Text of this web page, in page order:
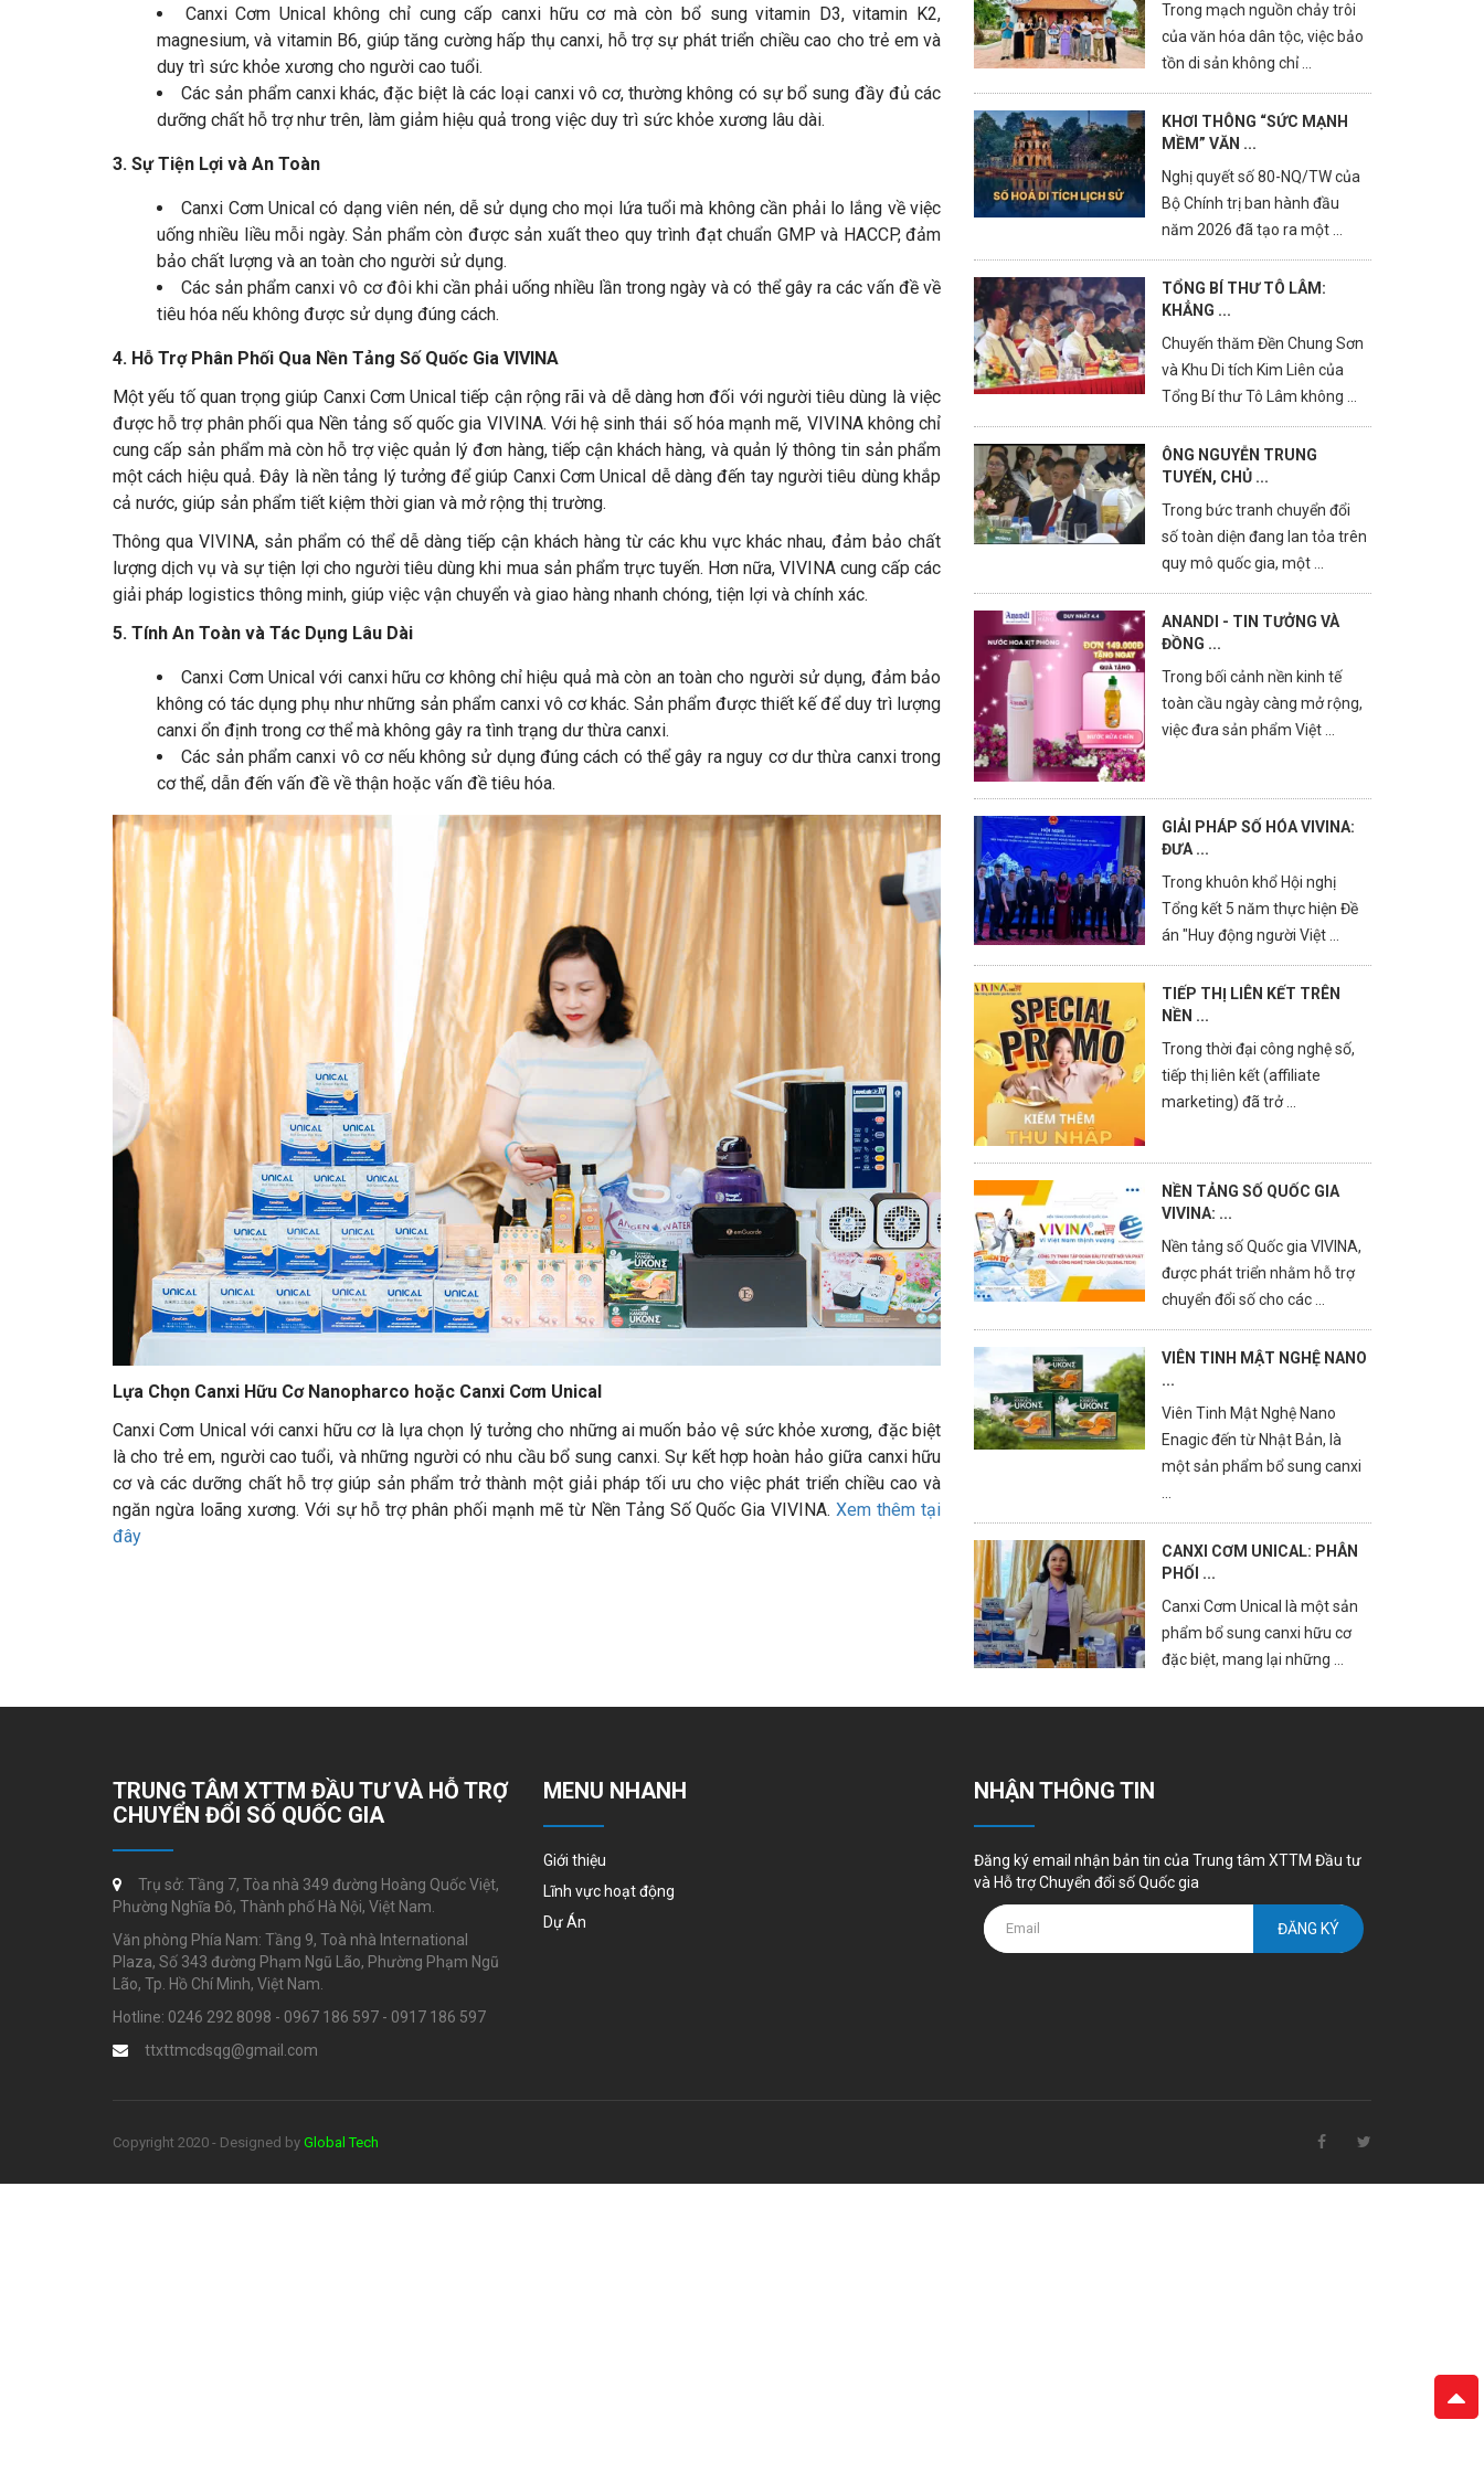
Canxi Cơm Unical không chỉ cung cấp canxi hữu cơ mà còn bổ sung vitamin D3, vitamin K2,
magnesium, và vitamin B6, giúp tăng cường hấp thụ canxi, hỗ trợ sự phát triển chiều cao cho trẻ em và
duy trì sức khỏe xương cho người cao tuổi.
Các sản phẩm canxi khác, đặc biệt là các loại canxi vô cơ, thường không có sự bổ sung đầy đủ các
dưỡng chất hỗ trợ như trên, làm giảm hiệu quả trong việc duy trì sức khỏe xương lâu dài.
3. Sự Tiện Lợi và An Toàn
Canxi Cơm Unical có dạng viên nén, dễ sử dụng cho mọi lứa tuổi mà không cần phải lo lắng về việc
uống nhiều liều mỗi ngày. Sản phẩm còn được sản xuất theo quy trình đạt chuẩn GMP và HACCP, đảm
bảo chất lượng và an toàn cho người sử dụng.
Các sản phẩm canxi vô cơ đôi khi cần phải uống nhiều lần trong ngày và có thể gây ra các vấn đề về
tiêu hóa nếu không được sử dụng đúng cách.
4. Hỗ Trợ Phân Phối Qua Nền Tảng Số Quốc Gia VIVINA
Một yếu tố quan trọng giúp Canxi Cơm Unical tiếp cận rộng rãi và dễ dàng hơn đối với người tiêu dùng là việc
được hỗ trợ phân phối qua Nền tảng số quốc gia VIVINA. Với hệ sinh thái số hóa mạnh mẽ, VIVINA không chỉ
cung cấp sản phẩm mà còn hỗ trợ việc quản lý đơn hàng, tiếp cận khách hàng, và quản lý thông tin sản phẩm
một cách hiệu quả. Đây là nền tảng lý tưởng để giúp Canxi Cơm Unical dễ dàng đến tay người tiêu dùng khắp
cả nước, giúp sản phẩm tiết kiệm thời gian và mở rộng thị trường.
Thông qua VIVINA, sản phẩm có thể dễ dàng tiếp cận khách hàng từ các khu vực khác nhau, đảm bảo chất
lượng dịch vụ và sự tiện lợi cho người tiêu dùng khi mua sản phẩm trực tuyến. Hơn nữa, VIVINA cung cấp các
giải pháp logistics thông minh, giúp việc vận chuyển và giao hàng nhanh chóng, tiện lợi và chính xác.
5. Tính An Toàn và Tác Dụng Lâu Dài
Canxi Cơm Unical với canxi hữu cơ không chỉ hiệu quả mà còn an toàn cho người sử dụng, đảm bảo
không có tác dụng phụ như những sản phẩm canxi vô cơ khác. Sản phẩm được thiết kế để duy trì lượng
canxi ổn định trong cơ thể mà không gây ra tình trạng dư thừa canxi.
Các sản phẩm canxi vô cơ nếu không sử dụng đúng cách có thể gây ra nguy cơ dư thừa canxi trong
cơ thể, dẫn đến vấn đề về thận hoặc vấn đề tiêu hóa.
Lựa Chọn Canxi Hữu Cơ Nanopharco hoặc Canxi Cơm Unical
Canxi Cơm Unical với canxi hữu cơ là lựa chọn lý tưởng cho những ai muốn bảo vệ sức khỏe xương, đặc biệt
là cho trẻ em, người cao tuổi, và những người có nhu cầu bổ sung canxi. Sự kết hợp hoàn hảo giữa canxi hữu
cơ và các dưỡng chất hỗ trợ giúp sản phẩm trở thành một giải pháp tối ưu cho việc phát triển chiều cao và
ngăn ngừa loãng xương. Với sự hỗ trợ phân phối mạnh mẽ từ Nền Tảng Số Quốc Gia VIVINA.Xem thêm tại
đây
Trong mạch nguồn chảy trôi
của văn hóa dân tộc, việc bảo
tồn di sản không chỉ ...
KHƠI THÔNG “SỨC MẠNH
MỀM” VĂN ...
Nghị quyết số 80-NQ/TW của
Bộ Chính trị ban hành đầu
năm 2026 đã tạo ra một ...
TỔNG BÍ THƯ TÔ LÂM:
KHẲNG ...
Chuyến thăm Đền Chung Sơn
và Khu Di tích Kim Liên của
Tổng Bí thư Tô Lâm không ...
ÔNG NGUYỄN TRUNG
TUYẾN, CHỦ ...
Trong bức tranh chuyển đổi
số toàn diện đang lan tỏa trên
quy mô quốc gia, một ...
ANANDI - TIN TƯỞNG VÀ
ĐỒNG ...
Trong bối cảnh nền kinh tế
toàn cầu ngày càng mở rộng,
việc đưa sản phẩm Việt ...
GIẢI PHÁP SỐ HÓA VIVINA:
ĐƯA ...
Trong khuôn khổ Hội nghị
Tổng kết 5 năm thực hiện Đề
án "Huy động người Việt ...
TIẾP THỊ LIÊN KẾT TRÊN
NỀN ...
Trong thời đại công nghệ số,
tiếp thị liên kết (affiliate
marketing) đã trở ...
NỀN TẢNG SỐ QUỐC GIA
VIVINA: ...
Nền tảng số Quốc gia VIVINA,
được phát triển nhằm hỗ trợ
chuyển đổi số cho các ...
VIÊN TINH MẬT NGHỆ NANO
...
Viên Tinh Mật Nghệ Nano
Enagic đến từ Nhật Bản, là
một sản phẩm bổ sung canxi
CANXI CƠM UNICAL: PHÂN
PHỐI ...
Canxi Cơm Unical là một sản
phẩm bổ sung canxi hữu cơ
đặc biệt, mang lại những ...
TRUNG TÂM XTTM ĐẦU TƯ VÀ HỖ TRỢ
CHUYỂN ĐỔI SỐ QUỐC GIA
Trụ sở: Tầng 7, Tòa nhà 349 đường Hoàng Quốc Việt,
Phường Nghĩa Đô, Thành phố Hà Nội, Việt Nam.
Văn phòng Phía Nam: Tầng 9, Toà nhà International
Plaza, Số 343 đường Phạm Ngũ Lão, Phường Phạm Ngũ
Lão, Tp. Hồ Chí Minh, Việt Nam.
Hotline: 0246 292 8098 - 0967 186 597 - 0917 186 597
ttxttmcdsqg@gmail.com
MENU NHANH
Giới thiệu
Lĩnh vực hoạt động
Dự Án
NHẬN THÔNG TIN
Đăng ký email nhận bản tin của Trung tâm XTTM Đầu tư
và Hỗ trợ Chuyển đổi số Quốc gia
Copyright 2020 - Designed by Global Tech